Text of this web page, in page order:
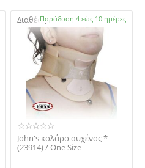
Διαθέσιμο:Παράδοση 4 εώς 10 ημέρες
​John's κολάρο αυχένος *
(23914) / One Size